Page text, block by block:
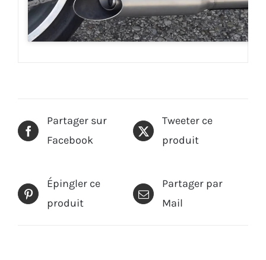
Partager sur
Facebook
Tweeter ce
produit
Épingler ce
produit
Partager par
Mail